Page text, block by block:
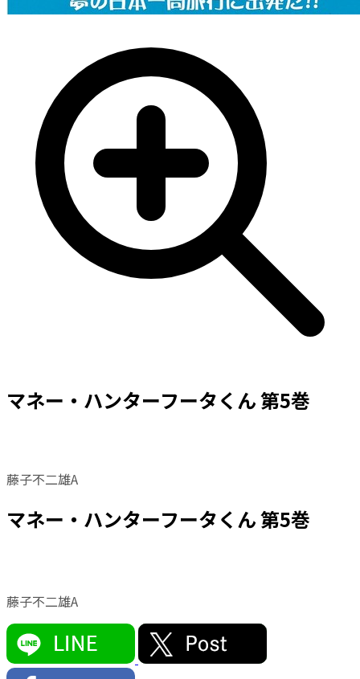
マネー・ハンターフータくん 第5巻
藤子不二雄A
マネー・ハンターフータくん 第5巻
藤子不二雄A